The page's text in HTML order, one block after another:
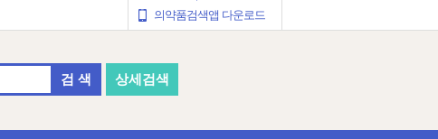
의약품검색앱 다운로드
검 색 상세검색